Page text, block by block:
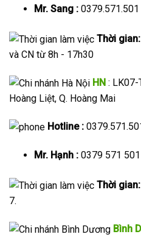
Mr. Sang :0379.571.501
Thời gian:
và CN từ 8h - 17h30
HN : LK07-
Hoàng Liệt, Q. Hoàng Mai
Hotline :
Mr. Hạnh :0379 571 501
Thời gian:
7.
Bình